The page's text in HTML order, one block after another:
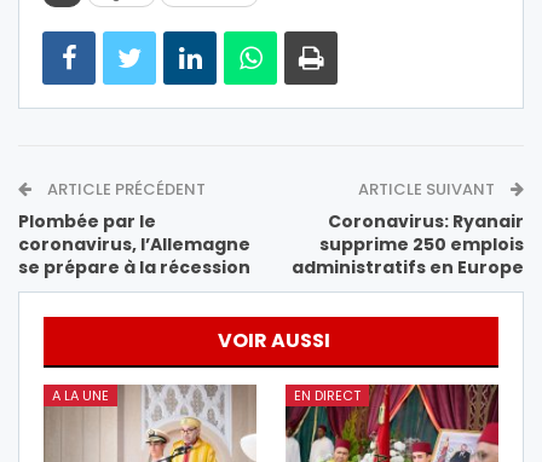
ARTICLE PRÉCÉDENT
Plombée par le
coronavirus, l’Allemagne
se prépare à la récession
ARTICLE SUIVANT
Coronavirus: Ryanair
supprime 250 emplois
administratifs en Europe
VOIR AUSSI
A LA UNE EN DIRECT